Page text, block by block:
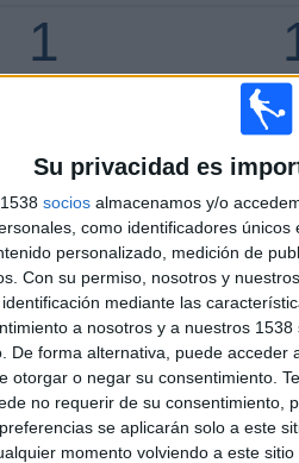
Su privacidad es
socios almacenamos y/o
como identificadores
personalizado, medición de
Con su permiso, nosotros y
mediante las
a nosotros y a nuestros
De forma alternativa, puede
otorgar o negar su consentimiento.
no requerir de su consentimiento,
se aplicarán solo a este
momento volviendo a este
1
EQUIPOS
Ranking equipos por nº de